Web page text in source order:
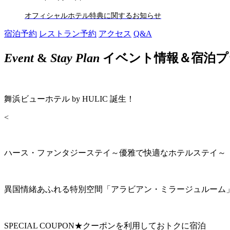
オフィシャルホテル特典に関するお知らせ
宿泊予約 レストラン予約 アクセス Q&A
Event& Stay Plan イベント情報＆宿泊
舞浜ビューホテル by HULIC 誕生！
<
ハース・ファンタジーステイ～優雅で快適なホテルステイ～
異国情緒あふれる特別空間「アラビアン・ミラージュルーム
SPECIAL COUPON★クーポンを利用しておトクに宿泊